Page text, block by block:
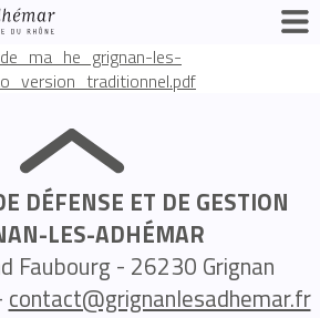
les-
DÉFENSE ET DE GESTION
LES-ADHÉMAR
Faubourg - 26230 Grignan
contact@grignanlesadhemar.fr